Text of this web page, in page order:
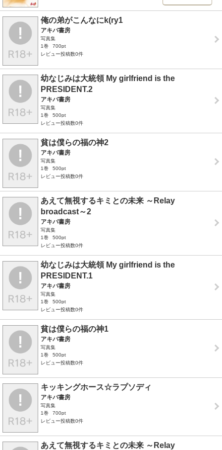
俺の弟がこんなにk(ry1
アキバ書房
写真集
1巻
700pt
レビュー投稿数0件
幼なじみは大統領 My girlfriend is the
PRESIDENT.2
アキバ書房
写真集
1巻
500pt
レビュー投稿数0件
貧は僕らの福の神2
アキバ書房
写真集
1巻
500pt
レビュー投稿数0件
あえて無視するキミとの未来 ～Relay
broadcast～2
アキバ書房
写真集
1巻
500pt
レビュー投稿数0件
幼なじみは大統領 My girlfriend is the
PRESIDENT.1
アキバ書房
写真集
1巻
500pt
レビュー投稿数0件
貧は僕らの福の神1
アキバ書房
写真集
1巻
500pt
レビュー投稿数0件
キッキングホース☆ラプソディ
アキバ書房
写真集
1巻
700pt
レビュー投稿数0件
あえて無視するキミとの未来 ～Relay